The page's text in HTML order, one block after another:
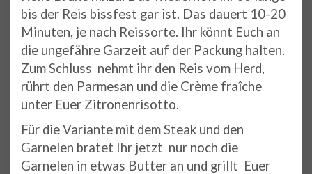
bis der Reis bissfest gar ist. Das dauert 10-20
Minuten, je nach Reissorte. Ihr könnt Euch an
die ungefähre Garzeit auf der Packung halten.
Zum Schluss nehmt ihr den Reis vom Herd,
rührt den Parmesan und die Crème fraîche
unter Euer Zitronenrisotto.
Für die Variante mit dem Steak und den
Garnelen bratet Ihr jetzt nur noch die
Garnelen in etwas Butter an und grillt Euer